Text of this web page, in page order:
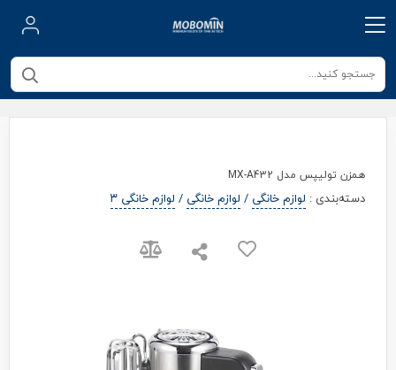
همزن تولیپس مدل MX-A432
دسته‌بندی : لوازم خانگی / لوازم خانگی / لوازم خانگی ۳